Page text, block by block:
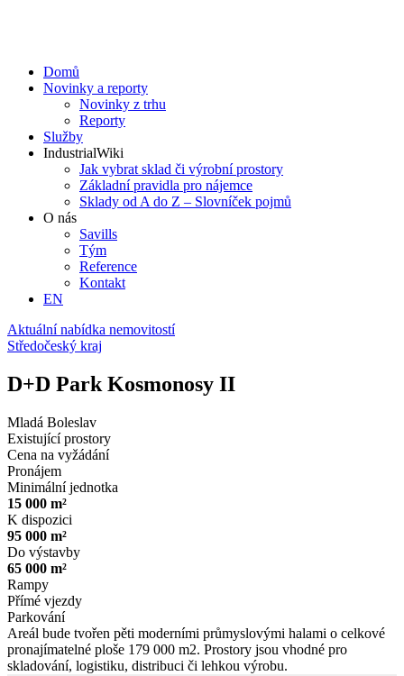
Domů
Novinky a reporty
Novinky z trhu
Reporty
Služby
IndustrialWiki
Jak vybrat sklad či výrobní prostory
Základní pravidla pro nájemce
Sklady od A do Z – Slovníček pojmů
O nás
Savills
Tým
Reference
Kontakt​
EN
Aktuální nabídka nemovitostí
Středočeský kraj
D+D Park Kosmonosy II
Mladá Boleslav
Existující prostory
Cena na vyžádání
Pronájem
Minimální jednotka
15 000 m²
K dispozici
95 000 m²
Do výstavby
65 000 m²
Rampy
Přímé vjezdy
Parkování
Areál bude tvořen pěti moderními průmyslovými halami o celkové
pronajímatelné ploše 179 000 m2. Prostory jsou vhodné pro
skladování, logistiku, distribuci či lehkou výrobu.